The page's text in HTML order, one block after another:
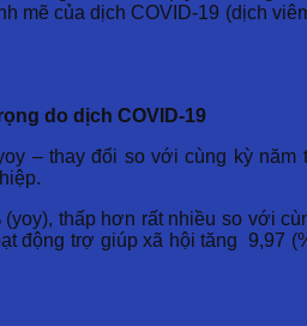
mẽ của dịch COVID-19 (dịch
do dịch COVID-19
– thay đổi so với cùng kỳ
thấp hơn rất nhiều so với
động trợ giúp xã hội tăng